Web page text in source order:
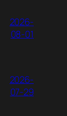
2026-
08-01
2026-
07-29